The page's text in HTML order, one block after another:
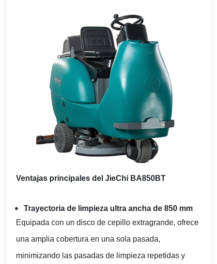
Ventajas principales del JieChi BA850BT
Trayectoria de limpieza ultra ancha de 850 mm
Equipada con un disco de cepillo extragrande, ofrece
una amplia cobertura en una sola pasada,
minimizando las pasadas de limpieza repetidas y